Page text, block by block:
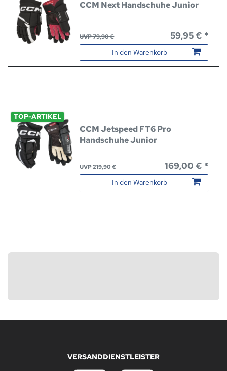
CCM Next Handschuhe Junior
UVP 79,90 € 59,95 € *
In den Warenkorb
TOP-ARTIKEL
CCM Jetspeed FT6 Pro
Handschuhe Junior
UVP 219,90 € 169,00 € *
In den Warenkorb
VERSANDDIENSTLEISTER